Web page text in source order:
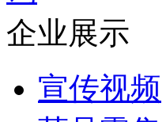
企业展示
宣传视频